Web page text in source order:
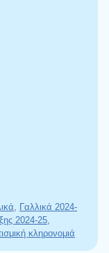
Γαλλικά 2024-
2024-25
κληρονομιά